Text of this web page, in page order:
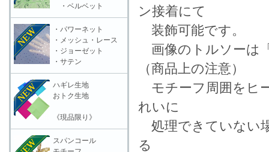
ン接着にて
装飾可能です。
画像のトルソーは
（商品上の注意）
モチーフ周囲をヒ
れいに
処理できていない
る
・ベルベット
・パワーネット
・メッシュ・レース
・ジョーゼット
・サテン
ハギレ生地
おトク生地
《現品限り》
スパンコール